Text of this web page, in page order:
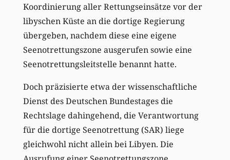
Koordinierung aller Rettungseinsätze vor der
libyschen Küste an die dortige Regierung
übergeben, nachdem diese eine eigene
Seenotrettungszone ausgerufen sowie eine
Seenotrettungsleitstelle benannt hatte.
Doch präzisierte etwa der wissenschaftliche
Dienst des Deutschen Bundestages die
Rechtslage dahingehend, die Verantwortung
für die dortige Seenotrettung (SAR) liege
gleichwohl nicht allein bei Libyen. Die